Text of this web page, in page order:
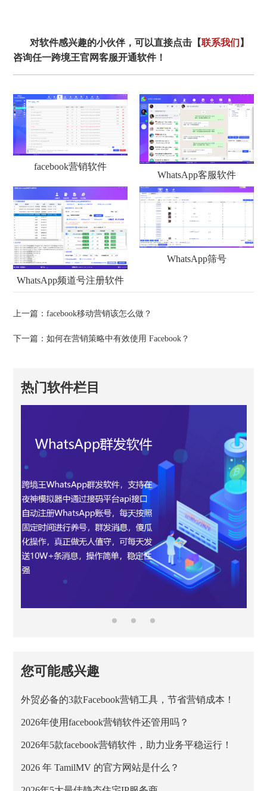
对软件感兴趣的小伙伴，可以直接点击【联系我们 】
咨询任一跨境王官网客服开通软件！
facebook营销软件
WhatsApp客服软件
WhatsApp频道号注册软件
WhatsApp筛号
上一篇：facebook移动营销该怎么做？
下一篇：如何在营销策略中有效使用 Facebook？
热门软件栏目
您可能感兴趣
外贸必备的3款Facebook营销工具，节省营销成本！
2026年使用facebook营销软件还管用吗？
2026年5款facebook营销软件，助力业务平稳运行！
2026 年 TamilMV 的官方网站是什么？